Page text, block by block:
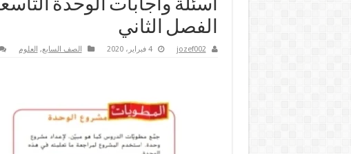
اسئلة واجابات الوحدة
الفصل الثاني
jozef002 4 فبراير، 2020 الصف السابع, العلوم